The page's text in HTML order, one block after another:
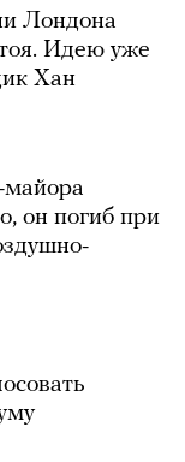
Лондона
Идею уже
Хан
майора
он погиб при